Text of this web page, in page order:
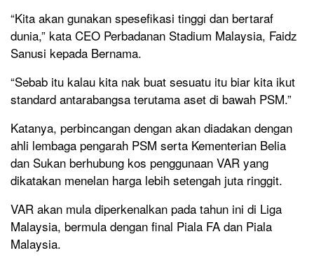
“Kita akan gunakan spesefikasi tinggi dan bertaraf
dunia,” kata CEO Perbadanan Stadium Malaysia, Faidz
Sanusi kepada Bernama.
“Sebab itu kalau kita nak buat sesuatu itu biar kita ikut
standard antarabangsa terutama aset di bawah PSM.”
Katanya, perbincangan dengan akan diadakan dengan
ahli lembaga pengarah PSM serta Kementerian Belia
dan Sukan berhubung kos penggunaan VAR yang
dikatakan menelan harga lebih setengah juta ringgit.
VAR akan mula diperkenalkan pada tahun ini di Liga
Malaysia, bermula dengan final Piala FA dan Piala
Malaysia.